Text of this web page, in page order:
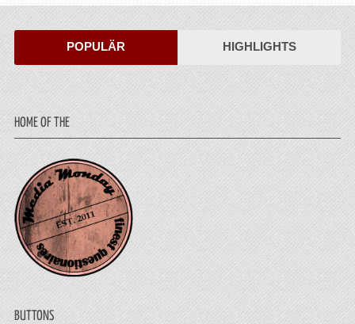
POPULÄR HIGHLIGHTS
HOME OF THE
BUTTONS